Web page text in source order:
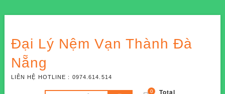
content
Đại Lý Nệm Vạn Thành Đà
Nẵng
LIÊN HỆ HOTLINE : 0974.614.514
0 Total